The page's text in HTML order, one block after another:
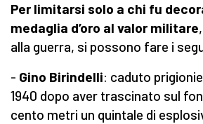
Per limitarsi solo a chi fu
medaglia d’oro al valor militare
alla guerra, si possono fare i
- Gino Birindelli: caduto
1940 dopo aver trascinato sul
cento metri un quintale di